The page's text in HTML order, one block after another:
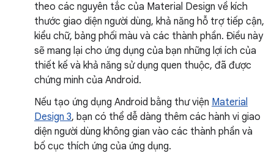
theo các nguyên tắc của Material Design về kích
thước giao diện người dùng, khả năng hỗ trợ tiếp cận,
kiểu chữ, bảng phối màu và các thành phần. Điều này
sẽ mang lại cho ứng dụng của bạn những lợi ích của
thiết kế và khả năng sử dụng quen thuộc, đã được
chứng minh của Android.
Nếu tạo ứng dụng Android bằng thư viện Material
Design 3, bạn có thể dễ dàng thêm các hành vi giao
diện người dùng không gian vào các thành phần và
bố cục thích ứng của ứng dụng.